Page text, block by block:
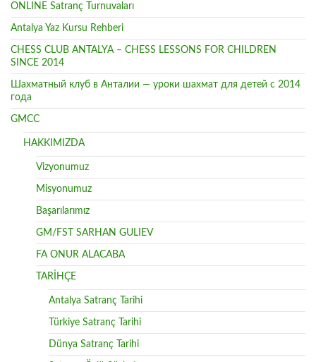
ONLINE Satranç Turnuvaları
Antalya Yaz Kursu Rehberi
CHESS CLUB ANTALYA – CHESS LESSONS FOR CHILDREN
SINCE 2014
Шахматный клуб в Анталии — уроки шахмат для детей с 2014
года
GMCC
HAKKIMIZDA
Vizyonumuz
Misyonumuz
Başarılarımız
GM/FST SARHAN GULIEV
FA ONUR ALACABA
TARİHÇE
Antalya Satranç Tarihi
Türkiye Satranç Tarihi
Dünya Satranç Tarihi